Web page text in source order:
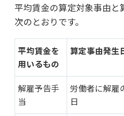
平均賃金の算定対象事由と
次のとおりです。
平均賃金を
用いるもの
算定事由発生
解雇予告手
当
労働者に解雇
日